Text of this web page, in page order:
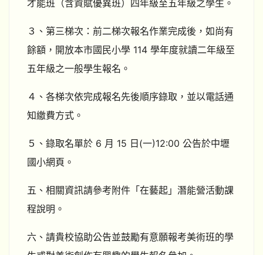
才能班（含資賦優異班）四年級至五年級之學生。
３、第三梯次：前二梯次報名作業完成後，如尚有
餘額，開放本市國民小學 114 學年度就讀二年級至
五年級之一般學生報名。
４、各梯次依完成報名先後順序錄取，並以電話通
知繳費方式。
５、錄取名單於 6 月 15 日(一)12:00 公告於中壢
國小網頁。
五、相關資訊請參考附件「在藝起」潛能營活動課
程說明。
六、請貴校協助公告並鼓勵有意願報考美術班的學